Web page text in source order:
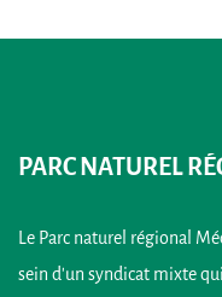
PARC NATUREL
Le Parc naturel régional
sein d’un syndicat mixte